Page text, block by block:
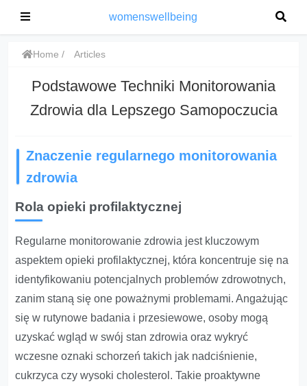
womenswellbeing
Home Articles
Podstawowe Techniki Monitorowania
Zdrowia dla Lepszego Samopoczucia
Znaczenie regularnego monitorowania
zdrowia
Rola opieki profilaktycznej
Regularne monitorowanie zdrowia jest kluczowym
aspektem opieki profilaktycznej, która koncentruje się na
identyfikowaniu potencjalnych problemów zdrowotnych,
zanim staną się one poważnymi problemami. Angażując
się w rutynowe badania i przesiewowe, osoby mogą
uzyskać wgląd w swój stan zdrowia oraz wykryć
wczesne oznaki schorzeń takich jak nadciśnienie,
cukrzyca czy wysoki cholesterol. Takie proaktywne